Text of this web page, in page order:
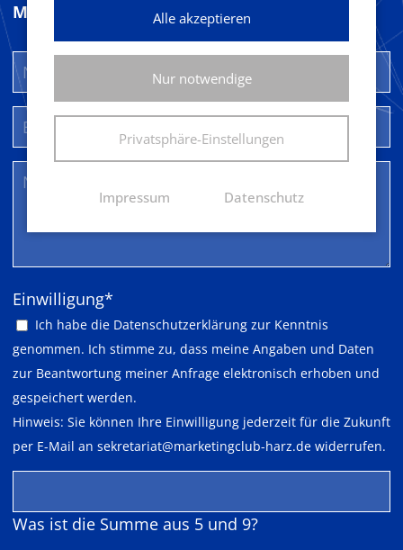
Mitglied werden
Pflichtfeld
Einwilligung*
Ich habe die Datenschutzerklärung zur Kenntnis
genommen. Ich stimme zu, dass meine Angaben und Daten
zur Beantwortung meiner Anfrage elektronisch erhoben und
gespeichert werden.
Hinweis: Sie können Ihre Einwilligung jederzeit für die Zukunft
per E-Mail an sekretariat@marketingclub-harz.de widerrufen.
Was ist die Summe aus 5 und 9?
Alle akzeptieren
Nur notwendige
Privatsphäre-Einstellungen
Impressum Datenschutz